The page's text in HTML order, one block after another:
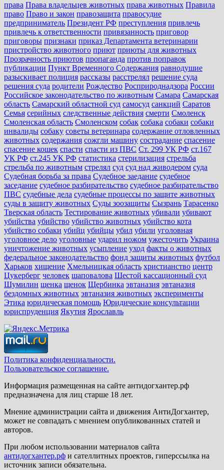
права Права владельцев животных права животных Правила
право Право и закон правозащита правосудие
предприниматель Президент РФ преступления привлечь
привлечь к ответственности привязанность приговор
приговоры признаки приказ Департамента ветеринарии
пристройство животного приют приюты для животных
Прозрачность приютов пропаганда против поправок
публикации Пункт Временного Содержания равнодушие
разыскивает полиция рассказы расстрелял решение суда
решения суда родители Рождество Росприроднадзора России
Российское законодательство по животным Самара Самарская
область Самарский областной суд самосуд санкций Саратов
Семья серийных следственные действия смерти Смоленск
Смоленская область Смоленском собак собака собаки собаки
инвалиды собаку советы ветеринара содержание отловленных
животных содержания сожгли машину сострадание спасение
спасение кошек спасти спасти из ПВС Ст. 299 УК РФ ст.167
УК РФ ст.245 УК РФ статистика стерилизация стрельба
стрельба по животным стрелял суд суд над живодером суда
Судебная борьба за права Судебное заедание судебное
заседание судебное разбирательство судебное разбирательство
ПВС судебные дела судебные процессы по защите животных
суды в защиту животных Суды зоозащиты Сызрань Тарасенко
Тверская область Тестирование животных убивали убивают
убийства убийство убийство животных убийство кота
убийство собаки убийц убийцы убил убили уголовная
уголовное дело уголовные ударил ножом ужесточить Украина
уничтожение животных усыпление уход факты о животных
федеральное законодательство фонд защиты животных футбол
Харьков хищение Хмельницкая область христианство центр
Цукерберг человек шаповалова Шестой кассационный суд
Шумилин щенка щенок Щербинка эвтаназия эвтаназия
бездомных животных эвтаназия животных эксперименты
Этика юридическая помощь Юридические консультации
юриспруденция Якутия Ярославль
Политика конфиденциальности.
Пользовательское соглашение.
Информация размещенная на сайте антидогхантер.рф
предназначена для лиц старше 18 лет.
Мнение администрации сайта и движения АнтиДогхантер,
может не совпадать с мнением опубликованных статей и
авторов.
При любом использовании материалов сайта
антидогхантер.рф и сателлитных проектов, гиперссылка на
источник записи обязательна.